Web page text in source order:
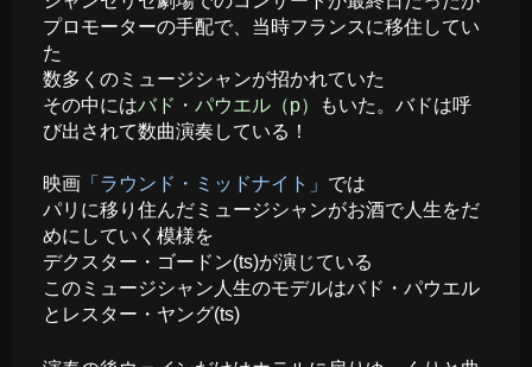
プロモーターの手配で、当時フランスに移住してい
た
数多くのミュージシャンが招かれていた
その中にはバド・パウエル（p）
もいた。バドは呼
び出されて数曲演奏している！
映画 「ラウンド・ミッドナイト」 では
パリに移り住んだミュージシャンがお酒で人生をだ
めにしていく模様を
デクスター・ゴードン(ts)が演じている
このミュージシャン人生のモデルはバド・パウエル
とレスター・ヤング(ts)